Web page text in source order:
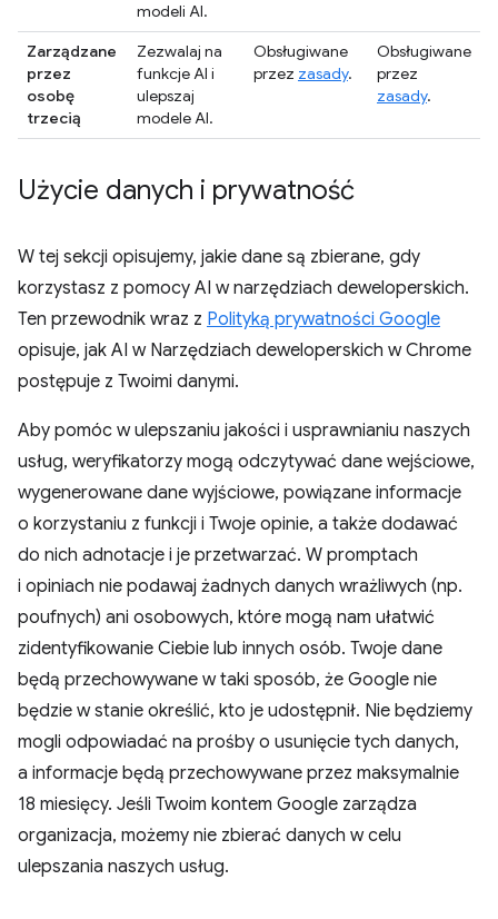
modeli AI.
Zarządzane
przez
osobę
trzecią
Zezwalaj na
funkcje AI i
ulepszaj
modele AI.
Obsługiwane
przez zasady.
Obsługiwane
przez
zasady.
Użycie danych i prywatność
W tej sekcji opisujemy, jakie dane są zbierane, gdy
korzystasz z pomocy AI w narzędziach deweloperskich.
Ten przewodnik wraz z Polityką prywatności Google
opisuje, jak AI w Narzędziach deweloperskich w Chrome
postępuje z Twoimi danymi.
Aby pomóc w ulepszaniu jakości i usprawnianiu naszych
usług, weryfikatorzy mogą odczytywać dane wejściowe,
wygenerowane dane wyjściowe, powiązane informacje
o korzystaniu z funkcji i Twoje opinie, a także dodawać
do nich adnotacje i je przetwarzać. W promptach
i opiniach nie podawaj żadnych danych wrażliwych (np.
poufnych) ani osobowych, które mogą nam ułatwić
zidentyfikowanie Ciebie lub innych osób. Twoje dane
będą przechowywane w taki sposób, że Google nie
będzie w stanie określić, kto je udostępnił. Nie będziemy
mogli odpowiadać na prośby o usunięcie tych danych,
a informacje będą przechowywane przez maksymalnie
18 miesięcy. Jeśli Twoim kontem Google zarządza
organizacja, możemy nie zbierać danych w celu
ulepszania naszych usług.